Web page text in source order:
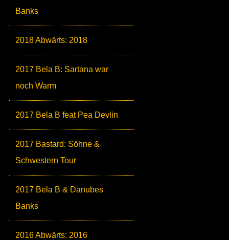
Banks
2018 Abwärts: 2018
2017 Bela B: Sartana war
noch Warm
2017 Bela B feat Pea Devlin
2017 Bastard: Söhne &
Schwestern Tour
2017 Bela B & Danubes
Banks
2016 Abwärts: 2016